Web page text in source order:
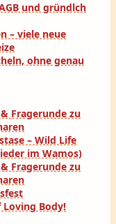
und gründlch
– viele neue
ohne genau
Fragerunde zu
– Wild Life
im Wamos)
Fragerunde zu
Loving Body!